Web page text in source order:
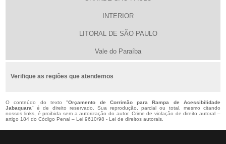
INTERIOR
LITORAL DE SÃO PAULO
Vale do Paraíba
Verifique as regiões que atendemos
O conteúdo do texto "Orçamento de Corrimão para Rampa de Acessibilidade
Jabaquara" é de direito reservado. Sua reprodução, parcial ou total, mesmo citando
nossos links, é proibida sem a autorização do autor. Crime de violação de direito autoral –
artigo 184 do Código Penal –Lei 9610/98 - Lei de direitos autorais